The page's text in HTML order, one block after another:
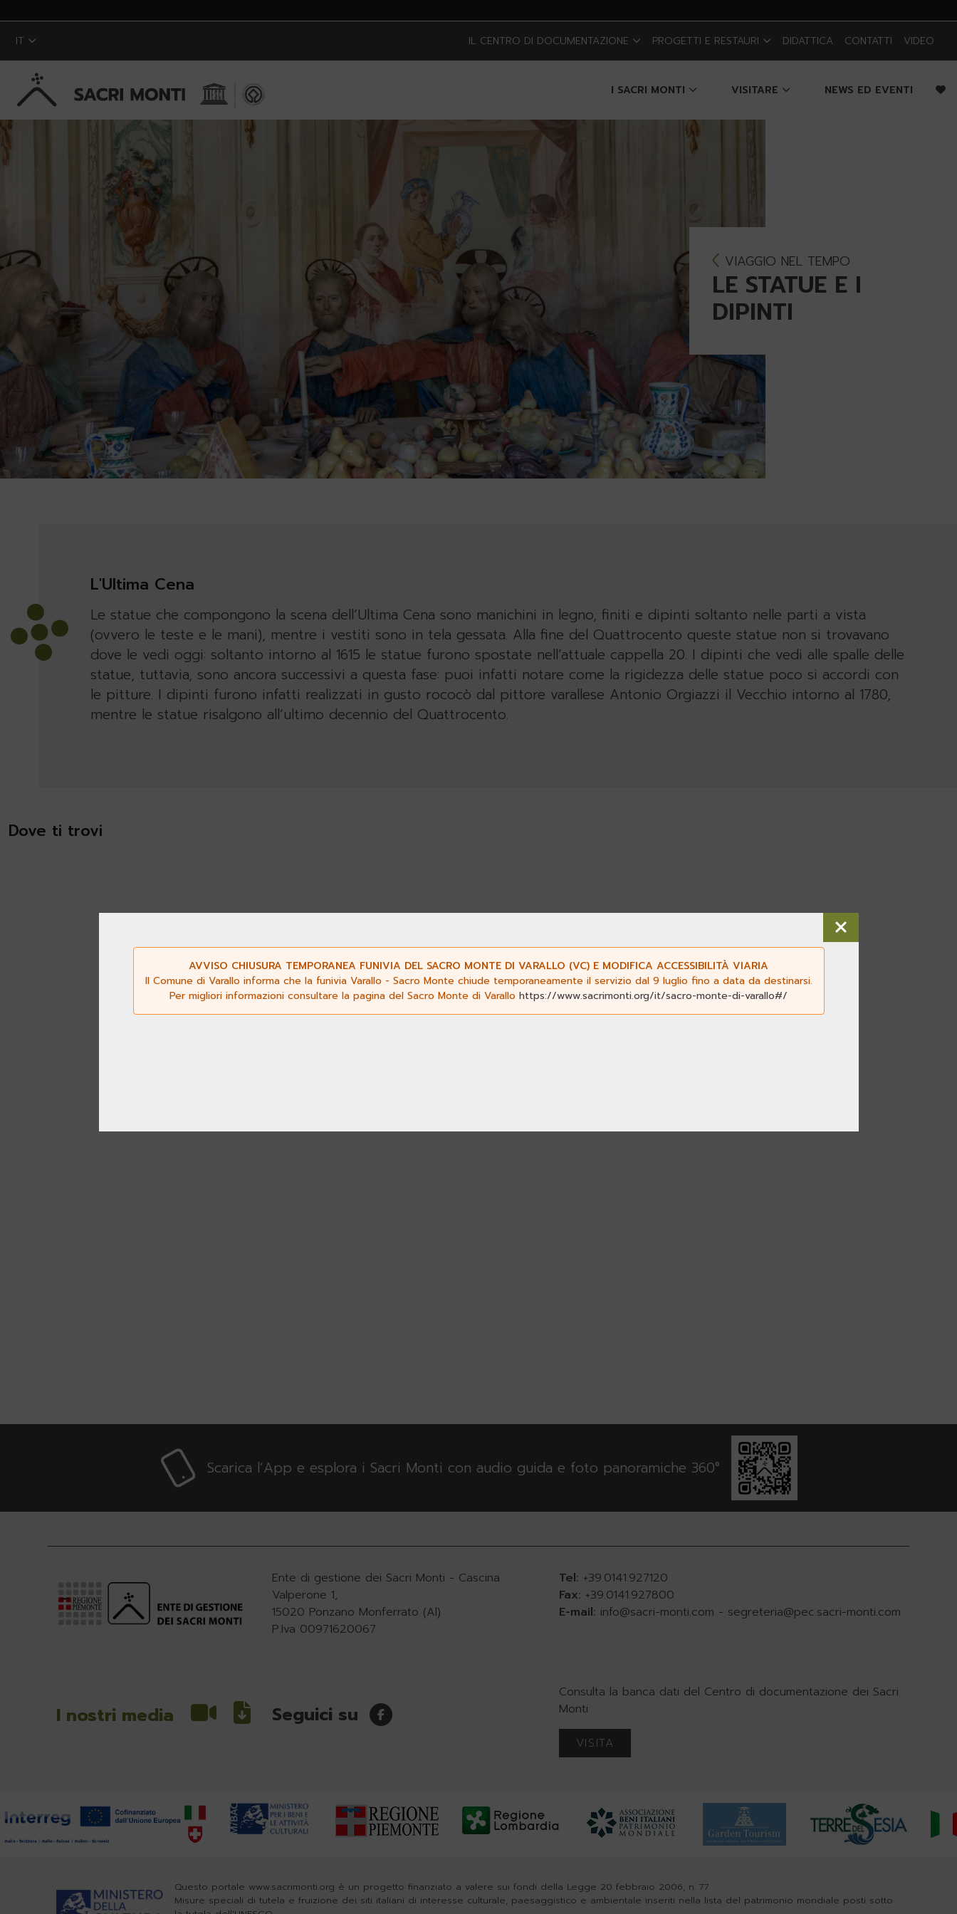
Skip to Main Content
IT IL CENTRO DI DOCUMENTAZIONE PROGETTI E RESTAURI DIDATTICA CONTATTI VIDEO
I SACRI MONTI VISITARE NEWS ED EVENTI
VIAGGIO NEL TEMPO
LE STATUE E I
DIPINTI
L'Ultima Cena
Le statue che compongono la scena dell’Ultima Cena sono manichini in legno, finiti e dipinti soltanto nelle parti a vista
(ovvero le teste e le mani), mentre i vestiti sono in tela gessata. Alla fine del Quattrocento queste statue non si trovavano
dove le vedi oggi: soltanto intorno al 1615 le statue furono spostate nell’attuale cappella 20. I dipinti che vedi alle spalle delle
statue, tuttavia, sono ancora successivi a questa fase: puoi infatti notare come la rigidezza delle statue poco si accordi con
le pitture. I dipinti furono infatti realizzati in gusto rococò dal pittore varallese Antonio Orgiazzi il Vecchio intorno al 1780,
mentre le statue risalgono all’ultimo decennio del Quattrocento.
Dove ti trovi
Scarica l’App e esplora i Sacri Monti con audio guida e foto panoramiche 360°
Ente di gestione dei Sacri Monti - Cascina
Valperone 1,
15020 Ponzano Monferrato (Al)
P.Iva 00971620067
Tel: +39.0141.927120
Fax: +39.0141.927800
E-mail: info@sacri-monti.com - segreteria@pec.sacri-monti.com
I nostri media Seguici su
Consulta la banca dati del Centro di documentazione dei Sacri
Monti
VISITA
Questo portale www.sacrimonti.org è un progetto finanziato a valere sui fondi della Legge 20 febbraio 2006, n. 77
Misure speciali di tutela e fruizione dei siti italiani di interesse culturale, paesaggistico e ambientale inseriti nella lista del patrimonio mondiale posti sotto
AVVISO CHIUSURA TEMPORANEA FUNIVIA DEL SACRO MONTE DI VARALLO (VC) E MODIFICA ACCESSIBILITÀ VIARIA
Il Comune di Varallo informa che la funivia Varallo - Sacro Monte chiude temporaneamente il servizio dal 9 luglio fino a data da destinarsi.
Per migliori informazioni consultare la pagina del Sacro Monte di Varallo https://www.sacrimonti.org/it/sacro-monte-di-varallo#/